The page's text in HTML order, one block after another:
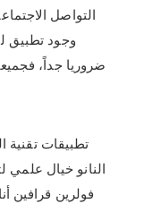
التواصل
وجود تطبيق
ضروريا جداً،
تطبيقات تقنية
النانو خيال علمي
فولرين قرافين